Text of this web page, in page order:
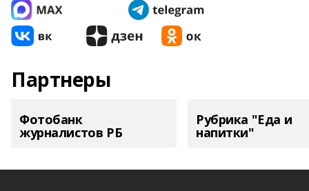
Партнеры
Фотобанк
журналистов РБ
Рубрика "Еда и
напитки"